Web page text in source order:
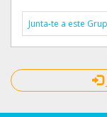
Junta-te a este